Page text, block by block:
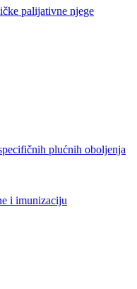
palijativne njege
plućnih oboljenja
i imunizaciju